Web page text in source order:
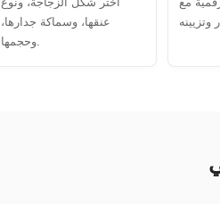
عنقها، وسماكة جدارها،
وحجمها.